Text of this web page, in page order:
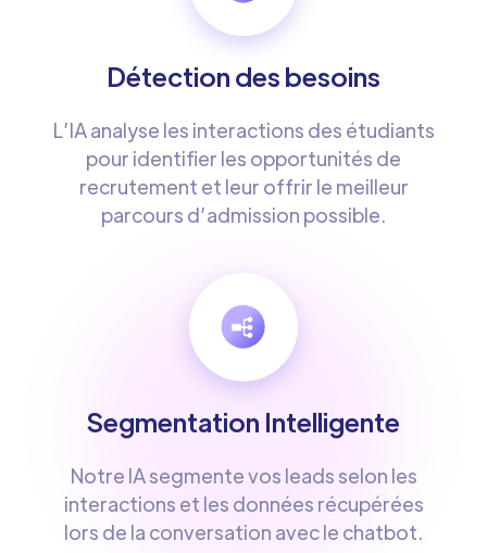
Détection des besoins
L’IA analyse les interactions des étudiants
pour identifier les opportunités de
recrutement et leur offrir le meilleur
parcours d’admission possible.
Segmentation Intelligente
Notre IA segmente vos leads selon les
interactions et les données récupérées
lors de la conversation avec le chatbot.